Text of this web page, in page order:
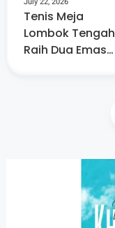
Tenis Meja
Lombok Tengah
Raih Dua Emas